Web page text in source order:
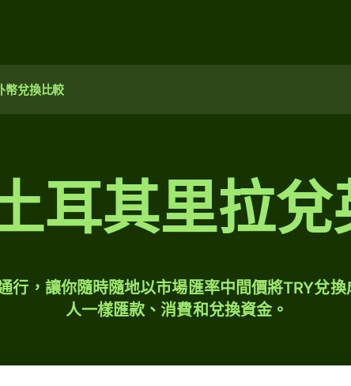
幣兌換比較
耳其里拉兌
行，讓你隨時隨地以市場匯率中間價將TRY兌換
人一樣匯款、消費和兌換資金。